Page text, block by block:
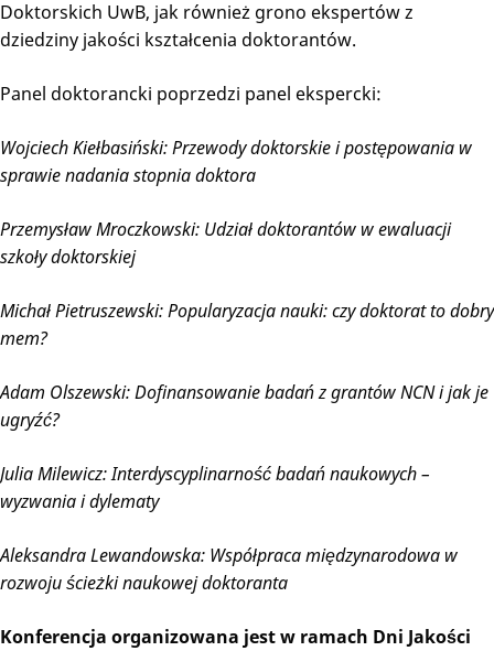
Doktorskich UwB, jak również grono ekspertów z
dziedziny jakości kształcenia doktorantów.
Panel doktorancki poprzedzi panel ekspercki:
Wojciech Kiełbasiński: Przewody doktorskie i postępowania w
sprawie nadania stopnia doktora
Przemysław Mroczkowski: Udział doktorantów w ewaluacji
szkoły doktorskiej
Michał Pietruszewski: Popularyzacja nauki: czy doktorat to dobry
mem?
Adam Olszewski: Dofinansowanie badań z grantów NCN i jak je
ugryźć?
Julia Milewicz: Interdyscyplinarność badań naukowych –
wyzwania i dylematy
Aleksandra Lewandowska: Współpraca międzynarodowa w
rozwoju ścieżki naukowej doktoranta
Konferencja organizowana jest w ramach Dni Jakości